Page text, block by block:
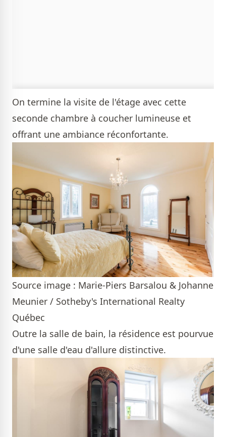
On termine la visite de l'étage avec cette
seconde chambre à coucher lumineuse et
offrant une ambiance réconfortante.
Source image : Marie-Piers Barsalou & Johanne
Meunier / Sotheby's International Realty
Québec
Outre la salle de bain, la résidence est pourvue
d'une salle d'eau d'allure distinctive.